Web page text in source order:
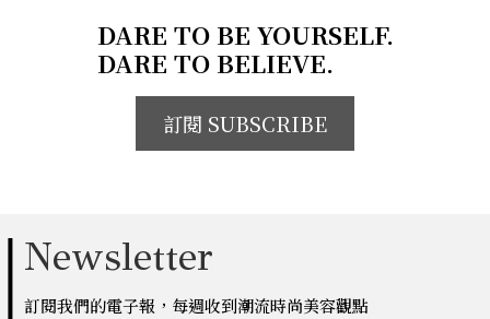
DARE TO BE YOURSELF.
DARE TO BELIEVE.
訂閱 SUBSCRIBE
Newsletter
訂閱我們的電子報，每週收到潮流時尚美容觀點